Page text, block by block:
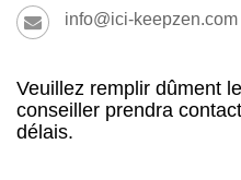
info@ici-keepzen.com
Veuillez remplir dûment
conseiller prendra
délais.